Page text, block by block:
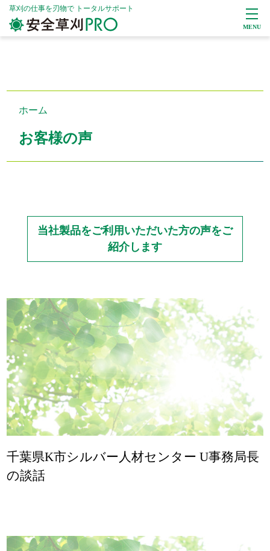
草刈の仕事を刃物で トータルサポート
ホーム
お客様の声
当社製品をご利用いただいた方の声をご
紹介します
千葉県K市シルバー人材センター U事務局長
の談話